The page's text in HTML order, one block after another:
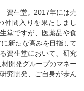
資生堂。2017年には売
仲間入りを果たしまし
堂ですが、医薬品や食
新たな高みを目指して
資生堂において、研究
開発グループのマネー
究開発、ご自身が歩ん